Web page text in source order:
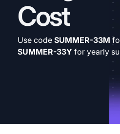
Cost
Use code SUMMER-33M
SUMMER-33Y for yearly